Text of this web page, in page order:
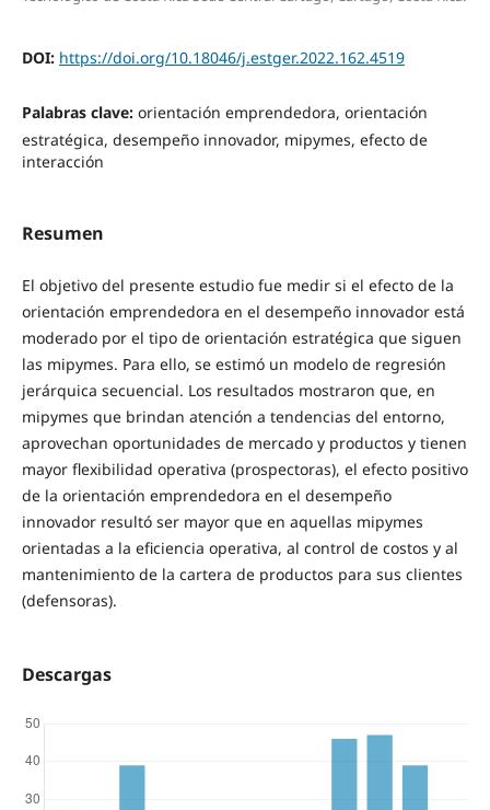
DOI: https://doi.org/10.18046/j.estger.2022.162.4519
Palabras clave: orientación emprendedora, orientación
estratégica, desempeño innovador, mipymes, efecto de
interacción
Resumen
El objetivo del presente estudio fue medir si el efecto de la
orientación emprendedora en el desempeño innovador está
moderado por el tipo de orientación estratégica que siguen
las mipymes. Para ello, se estimó un modelo de regresión
jerárquica secuencial. Los resultados mostraron que, en
mipymes que brindan atención a tendencias del entorno,
aprovechan oportunidades de mercado y productos y tienen
mayor flexibilidad operativa (prospectoras), el efecto positivo
de la orientación emprendedora en el desempeño
innovador resultó ser mayor que en aquellas mipymes
orientadas a la eficiencia operativa, al control de costos y al
mantenimiento de la cartera de productos para sus clientes
(defensoras).
Descargas